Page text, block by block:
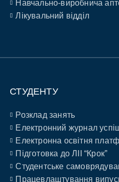
Навчально-виробнича
Лікувальний відділ
СТУДЕНТУ
Розклад занять
Електронний журнал
Електронна освітня
Підготовка до ЛІІ “Крок”
Студентське
Працевлаштування